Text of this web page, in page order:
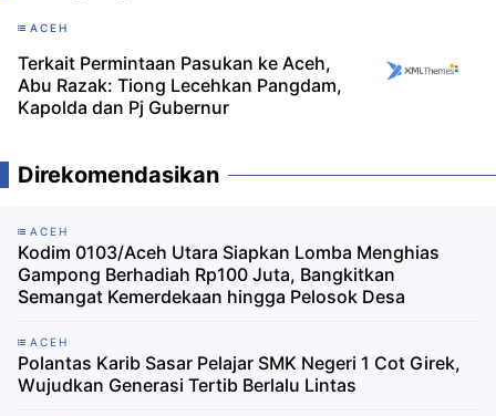
ACEH
Terkait Permintaan Pasukan ke Aceh,
Abu Razak: Tiong Lecehkan Pangdam,
Kapolda dan Pj Gubernur
Direkomendasikan
ACEH
Kodim 0103/Aceh Utara Siapkan Lomba Menghias
Gampong Berhadiah Rp100 Juta, Bangkitkan
Semangat Kemerdekaan hingga Pelosok Desa
ACEH
Polantas Karib Sasar Pelajar SMK Negeri 1 Cot Girek,
Wujudkan Generasi Tertib Berlalu Lintas